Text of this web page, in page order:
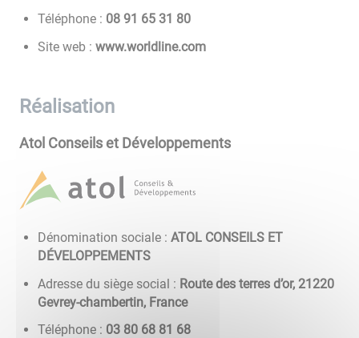
Téléphone : 08 13 56 19 80
Site web : www.worldline.com
Réalisation
Atol Conseils et Développements
Dénomination sociale :ATOL CONSEILS ET
DÉVELOPPEMENTS
Adresse du siège social : Route des terres d’or, 21220
Gevrey-chambertin, France
Téléphone : 86 18 86 08 30